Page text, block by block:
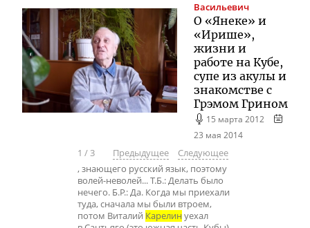
Васильевич
О «Янеке» и
«Ирише»,
жизни и
работе на Кубе,
супе из акулы и
знакомстве с
Грэмом Грином
15 марта 2012
23 мая 2014
1 /3 Предыдущее
Следующее
, знающего русский язык, поэтому
волей-неволей... Т.Б.: Делать было
нечего. Б.Р.: Да. Когда мы приехали
туда, сначала мы были втроем,
потом Виталий Карелин уехал